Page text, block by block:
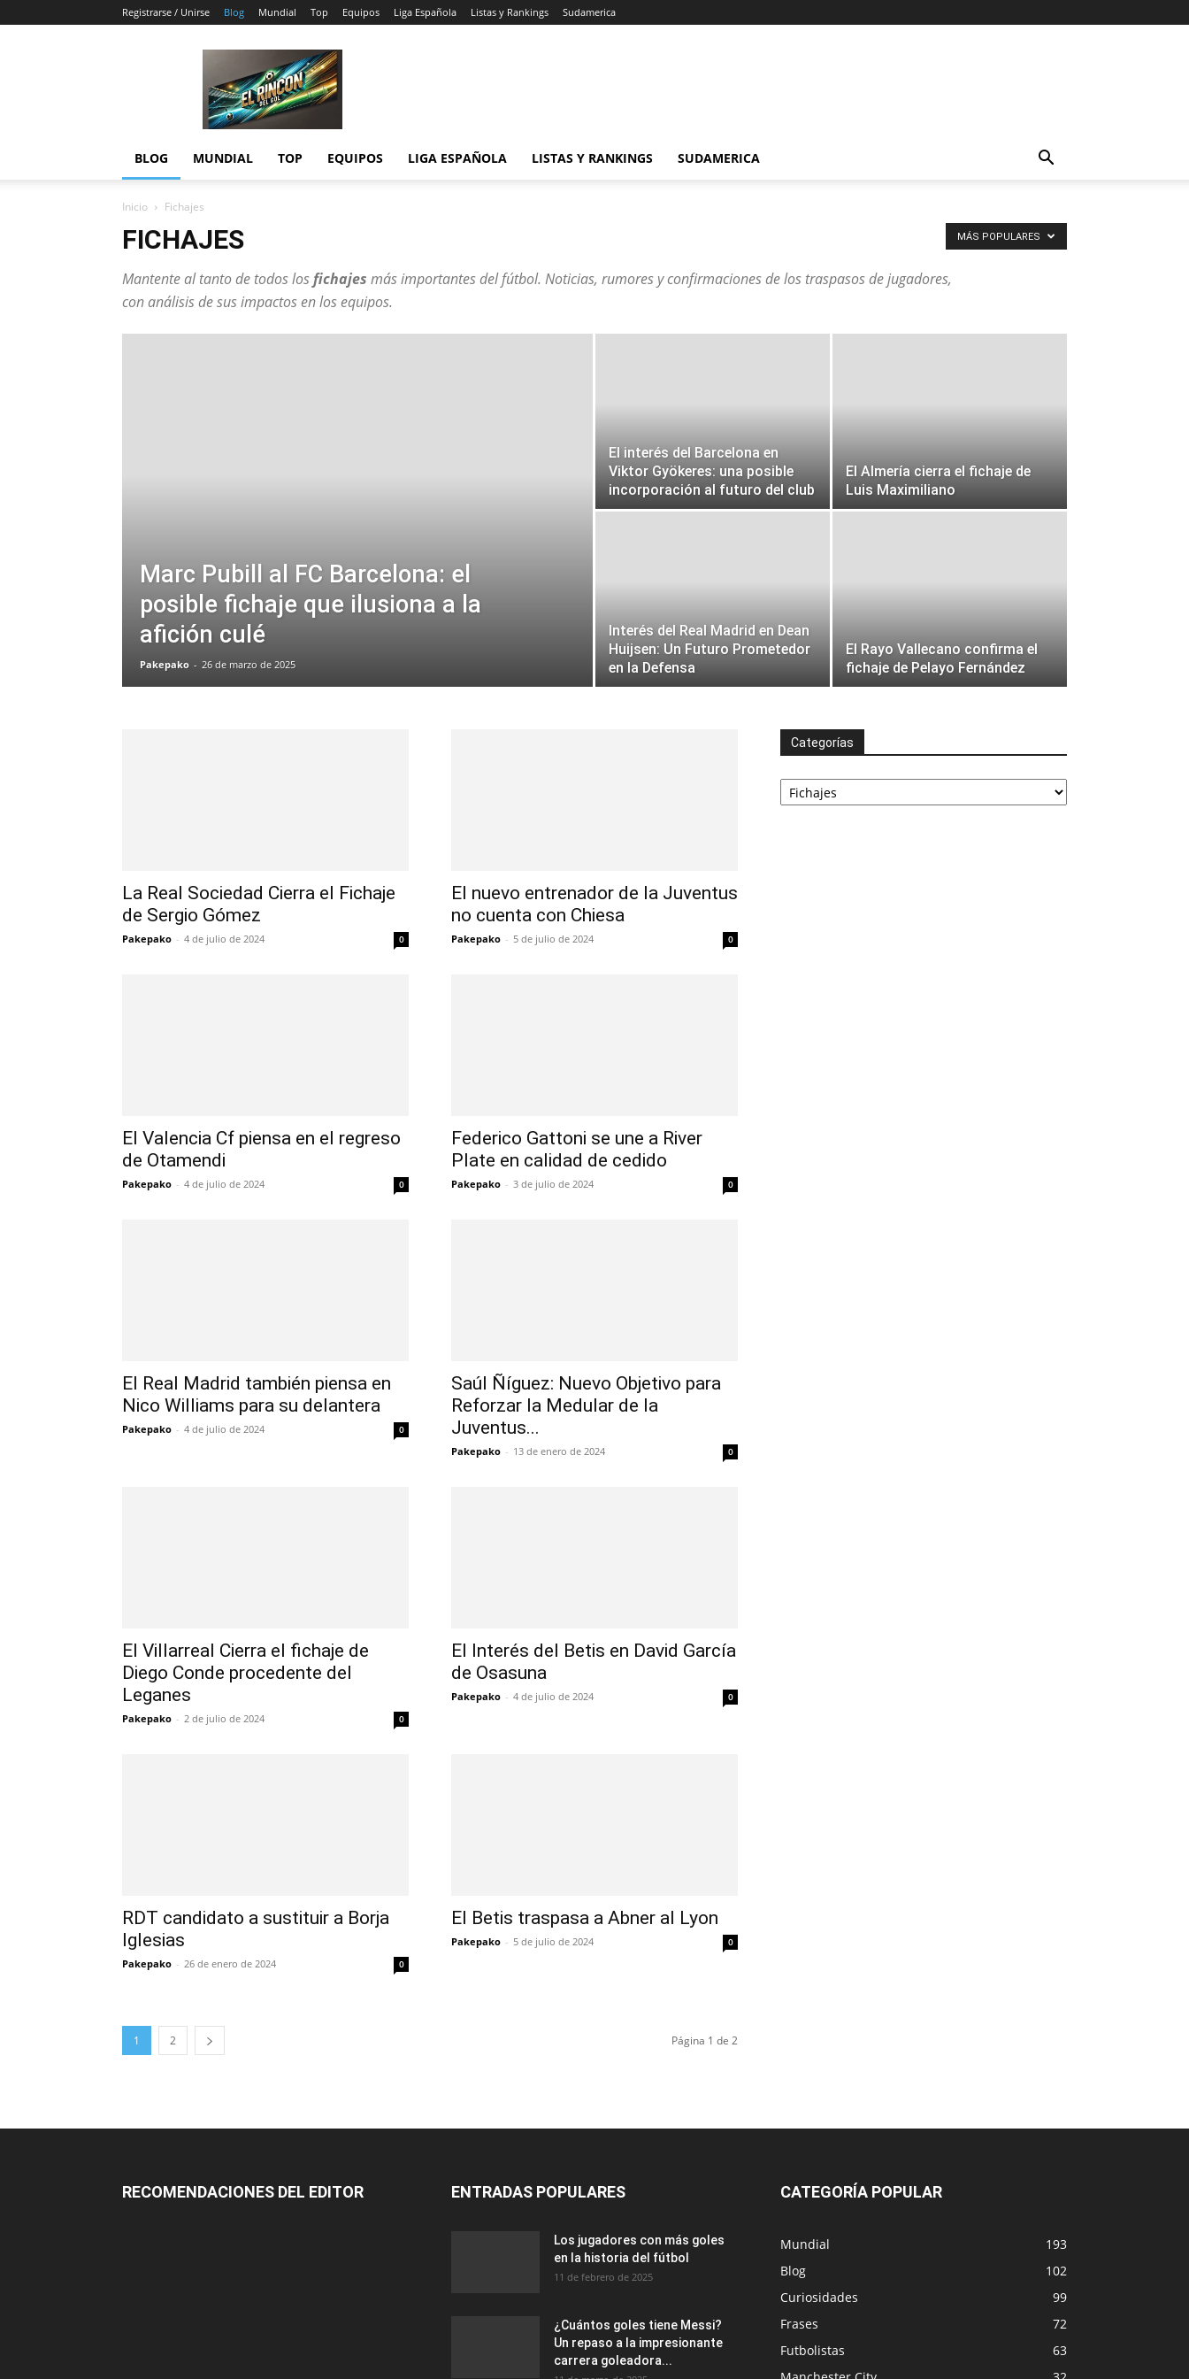
Registrarse / Unirse Blog Mundial Top Equipos Liga Española Listas y Rankings Sudamerica
Rincón
del
Gol
BLOG MUNDIAL TOP EQUIPOS LIGA ESPAÑOLA LISTAS Y RANKINGS SUDAMERICA
Inicio Fichajes
FICHAJES
Mantente al tanto de todos losfichajes más importantes del fútbol. Noticias, rumores y confirmaciones de los traspasos de jugadores,
con análisis de sus impactos en los equipos.
MÁS POPULARES
Marc Pubill al FC Barcelona: el
posible fichaje que ilusiona a la
afición culé
Pakepako - 26 de marzo de 2025
El interés del Barcelona en
Viktor Gyökeres: una posible
incorporación al futuro del club
El Almería cierra el fichaje de
Luis Maximiliano
Interés del Real Madrid en Dean
Huijsen: Un Futuro Prometedor
en la Defensa
El Rayo Vallecano confirma el
fichaje de Pelayo Fernández
La Real Sociedad Cierra el Fichaje
de Sergio Gómez
Pakepako - 4 de julio de 2024 0
El nuevo entrenador de la Juventus
no cuenta con Chiesa
Pakepako - 5 de julio de 2024 0
El Valencia Cf piensa en el regreso
de Otamendi
Pakepako - 4 de julio de 2024 0
Federico Gattoni se une a River
Plate en calidad de cedido
Pakepako - 3 de julio de 2024 0
El Real Madrid también piensa en
Nico Williams para su delantera
Pakepako - 4 de julio de 2024 0
Saúl Ñíguez: Nuevo Objetivo para
Reforzar la Medular de la
Juventus...
Pakepako - 13 de enero de 2024 0
El Villarreal Cierra el fichaje de
Diego Conde procedente del
Leganes
Pakepako - 2 de julio de 2024 0
El Interés del Betis en David García
de Osasuna
Pakepako - 4 de julio de 2024 0
RDT candidato a sustituir a Borja
Iglesias
Pakepako - 26 de enero de 2024 0
El Betis traspasa a Abner al Lyon
Pakepako - 5 de julio de 2024 0
1 2 Página 1 de 2
Categorías
Categorías
RECOMENDACIONES DEL EDITOR ENTRADAS POPULARES
Los jugadores con más goles
en la historia del fútbol
11 de febrero de 2025
¿Cuántos goles tiene Messi?
Un repaso a la impresionante
carrera goleadora...
CATEGORÍA POPULAR
Mundial
193
Blog
102
Curiosidades
99
Frases
72
Futbolistas
63